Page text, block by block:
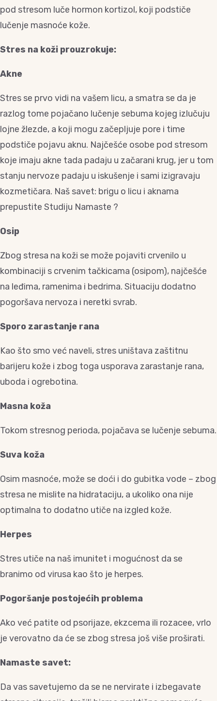
pod stresom luče hormon kortizol, koji podstiče
lučenje masnoće kože.
Stres na koži prouzrokuje:
Akne
Stres se prvo vidi na vašem licu, a smatra se da je
razlog tome pojačano lučenje sebuma kojeg izlučuju
lojne žlezde, a koji mogu začepljuje pore i time
podstiče pojavu aknu. Najčešće osobe pod stresom
koje imaju akne tada padaju u začarani krug, jer u tom
stanju nervoze padaju u iskušenje i sami izigravaju
kozmetičara. Naš savet: brigu o licu i aknama
prepustite Studiju Namaste ?
Osip
Zbog stresa na koži se može pojaviti crvenilo u
kombinaciji s crvenim tačkicama (osipom), najčešće
na leđima, ramenima i bedrima. Situaciju dodatno
pogoršava nervoza i neretki svrab.
Sporo zarastanje rana
Kao što smo već naveli, stres uništava zaštitnu
barijeru kože i zbog toga usporava zarastanje rana,
uboda i ogrebotina.
Masna koža
Tokom stresnog perioda, pojačava se lučenje sebuma.
Suva koža
Osim masnoće, može se doći i do gubitka vode – zbog
stresa ne mislite na hidrataciju, a ukoliko ona nije
optimalna to dodatno utiče na izgled kože.
Herpes
Stres utiče na naš imunitet i mogućnost da se
branimo od virusa kao što je herpes.
Pogoršanje postojećih problema
Ako već patite od psorijaze, ekzcema ili rozacee, vrlo
je verovatno da će se zbog stresa još više proširati.
Namaste savet:
Da vas savetujemo da se ne nervirate i izbegavate